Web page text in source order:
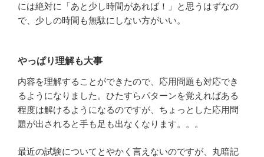
には絶対に「あと少し時間があれば！」と思うはずなの
で、少しの時間も無駄にしない方がいい。
やっぱり理解も大事
内容を理解することができたので、応用問題も対応でき
るようになりました。ひたすらパターンを覚えればある
程度は解けるようになるのですが、ちょっとした応用問
題が出されると手も足も出なくなります。。。
最近の試験についてとやかく言えないのですが、丸暗記